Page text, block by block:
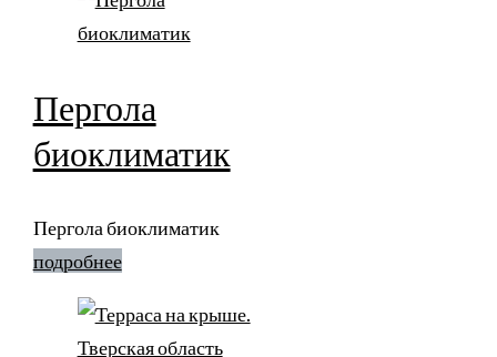
Пергола
биоклиматик
Пергола биоклиматик
подробнее